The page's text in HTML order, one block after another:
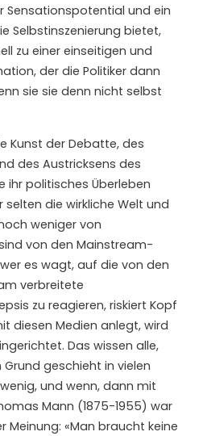
Sensationspotential und ein
Selbstinszenierung bietet,
zu einer einseitigen und
der die Politiker dann
sie sie denn nicht selbst
Kunst der Debatte, des
des Austricksens des
ihr politisches Überleben
die wirkliche Welt und
weniger von
von den Mainstream-
es wagt, auf die von den
verbreitete
zu reagieren, riskiert Kopf
diesen Medien anlegt, wird
Das wissen alle,
geschieht in vielen
und wenn, dann mit
Mann (1875-1955) war
Meinung: «Man braucht keine